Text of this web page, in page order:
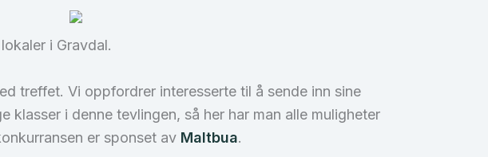
i Gravdal.
treffet. Vi oppfordrer interesserte til å sende inn sine
i denne tevlingen, så her har man alle muligheter
er sponset av Maltbua.